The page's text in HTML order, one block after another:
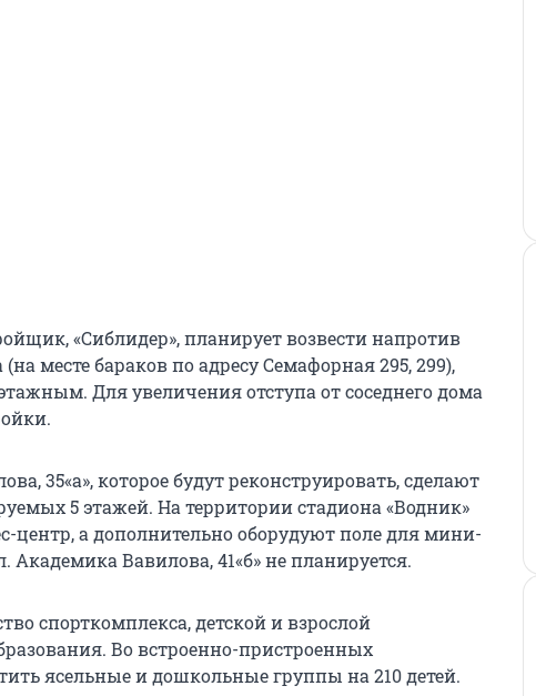
«Сиблидер», планирует возвести напротив
месте бараков по адресу Семафорная 295, 299),
Для увеличения отступа от соседнего дома
35«а», которое будут реконструировать, сделают
5 этажей. На территории стадиона «Водник»
центр, а дополнительно оборудуют поле для мини-
Академика Вавилова, 41«б» не планируется.
спорткомплекса, детской и взрослой
Во встроенно-пристроенных
ясельные и дошкольные группы на 210 детей.